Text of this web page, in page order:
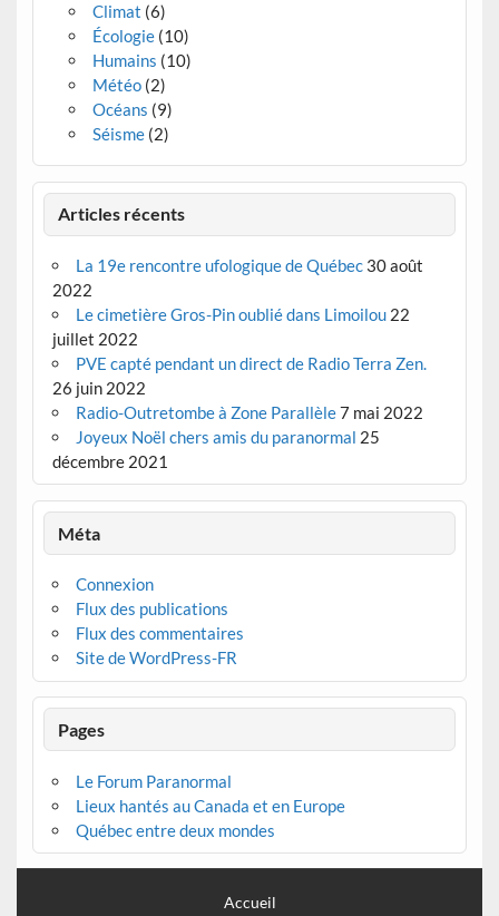
Climat (6)
Écologie(10)
Humains (10)
Météo(2)
Océans (9)
Séisme(2)
Articles récents
La 19e rencontre ufologique de Québec 30 août
2022
Le cimetière Gros-Pin oublié dans Limoilou 22
juillet 2022
PVE capté pendant un direct de Radio Terra Zen.
26 juin 2022
Radio-Outretombe à Zone Parallèle7 mai 2022
Joyeux Noël chers amis du paranormal 25
décembre 2021
Méta
Connexion
Flux des publications
Flux des commentaires
Site de WordPress-FR
Pages
Le Forum Paranormal
Lieux hantés au Canada et en Europe
Québec entre deux mondes
Accueil